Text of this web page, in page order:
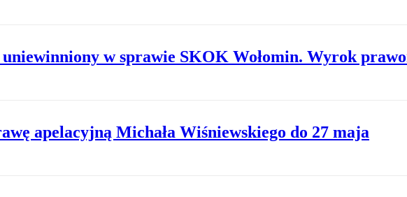
w sprawie SKOK Wołomin. Wyrok
apelacyjną Michała Wiśniewskiego do 27 maja